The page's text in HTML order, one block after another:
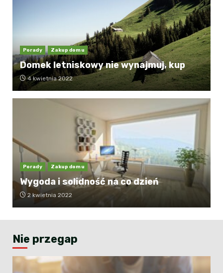
Porady Zakup domu
Domek letniskowy nie wynajmuj, kup
4 kwietnia 2022
Porady Zakup domu
Wygoda i solidność na co dzień
2 kwietnia 2022
Nie przegap